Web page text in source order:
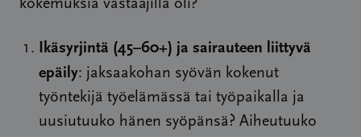
­kokemuksia vastaajilla oli?
Ikäsyrjintä (45–60+) ja sairauteen liittyvä
epäily: jaksaakohan syövän kokenut
työntekijä työelämässä tai työpaikalla ja
uusiutuuko hänen syöpänsä? Aiheutuuko